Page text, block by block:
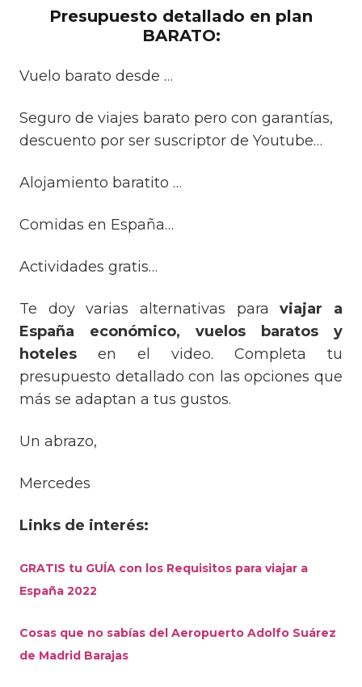
Presupuesto detallado en plan
BARATO:
Vuelo barato desde …
Seguro de viajes barato pero con garantías,
descuento por ser suscriptor de Youtube…
Alojamiento baratito …
Comidas en España…
Actividades gratis…
Te doy varias alternativas paraviajar a
España económico, vuelos baratos y
hoteles en el video. Completa tu
presupuesto detallado con las opciones que
más se adaptan a tus gustos.
Un abrazo,
Mercedes
Links de interés:
GRATIS tu GUÍA con los Requisitos para viajar a
España 2022
Cosas que no sabías del Aeropuerto Adolfo Suárez
de Madrid Barajas